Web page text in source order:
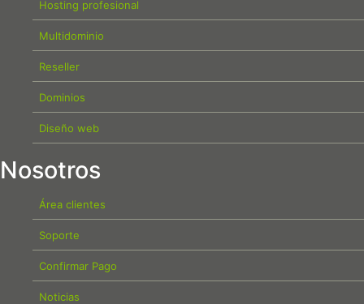
Hosting profesional
Multidominio
Reseller
Dominios
Diseño web
Nosotros
Área clientes
Soporte
Confirmar Pago
Noticias